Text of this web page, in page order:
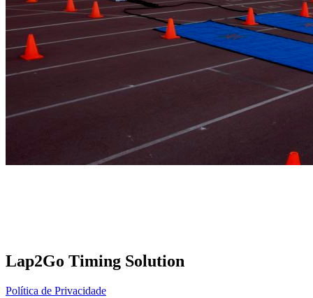
Lap2Go Timing Solution
Política de Privacidade